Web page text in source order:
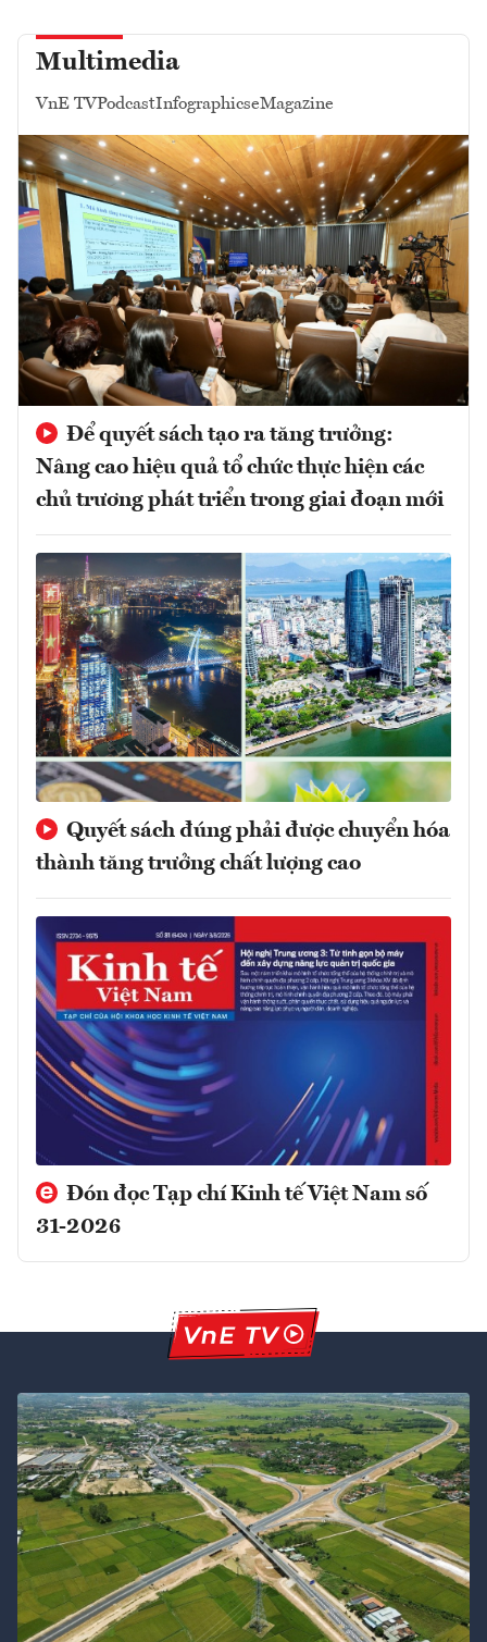
Multimedia
VnE TVPodcastInfographicseMagazine
Để quyết sách tạo ra tăng trưởng:
Nâng cao hiệu quả tổ chức thực hiện các
chủ trương phát triển trong giai đoạn mới
Quyết sách đúng phải được chuyển hóa
thành tăng trưởng chất lượng cao
Đón đọc Tạp chí Kinh tế Việt Nam số
31-2026